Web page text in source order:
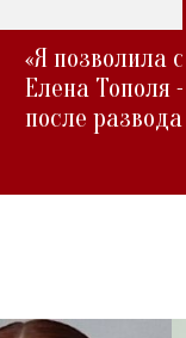
«Я позволила
Елена Тополя
после развода